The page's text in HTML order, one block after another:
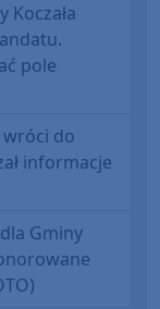
Koczała
pole
wróci do
informacje
Gminy